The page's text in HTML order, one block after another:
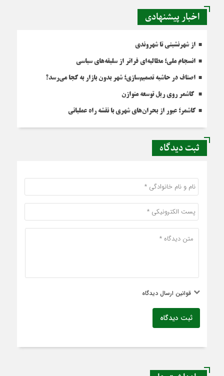
اخبار پیشنهادی
از شهرنشینی تا شهروندی
انسجام ملی؛ مطالبه‌ای فراتر از سلیقه‌های سیاسی
اصناف در حاشیه تصمیم‌سازی؛ شهر بدون بازار به کجا می‌رسد؟
کاشمر روی ریل توسعه متوازن
کاشمر؛ عبور از بحران‌های شهری با نقشه راه عملیاتی
ثبت دیدگاه
قوانین ارسال دیدگاه
ثبت دیدگاه